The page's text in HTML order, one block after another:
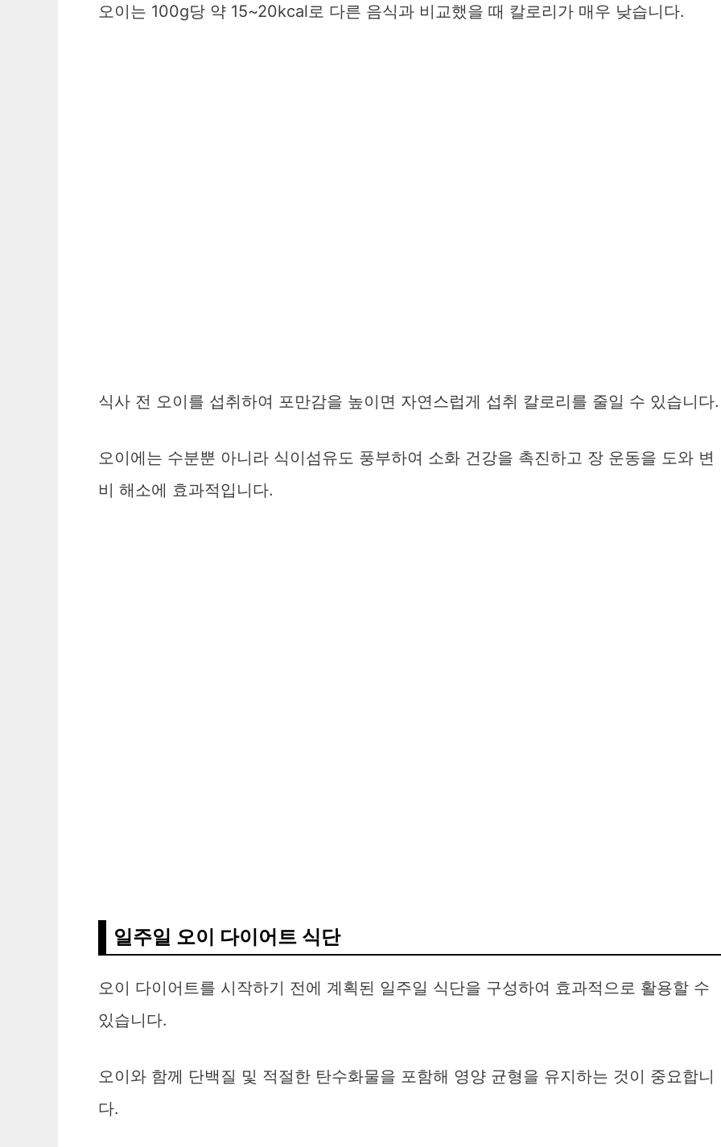
오이는 100g당 약 15~20kcal로 다른 음식과 비교했을 때 칼로리가 매우 낮습니다.
식사 전 오이를 섭취하여 포만감을 높이면 자연스럽게 섭취 칼로리를 줄일 수 있습니다.
오이에는 수분뿐 아니라 식이섬유도 풍부하여 소화 건강을 촉진하고 장 운동을 도와 변
비 해소에 효과적입니다.
일주일 오이 다이어트 식단
오이 다이어트를 시작하기 전에 계획된 일주일 식단을 구성하여 효과적으로 활용할 수
있습니다.
오이와 함께 단백질 및 적절한 탄수화물을 포함해 영양 균형을 유지하는 것이 중요합니
다.